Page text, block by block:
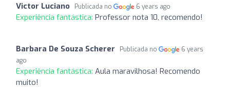
Victor Luciano Publicada no 6 years ago
Experiência fantástica: Professor nota 10, recomendo!
Barbara De Souza Scherer Publicada no
6 years
ago
Experiência fantástica: Aula maravilhosa! Recomendo
muito!